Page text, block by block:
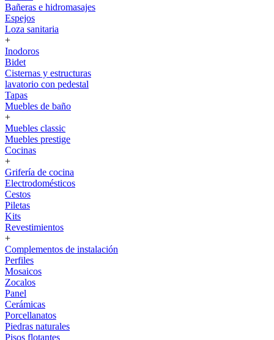
Bañeras e hidromasajes
Espejos
Loza sanitaria
+
Inodoros
Bidet
Cisternas y estructuras
lavatorio con pedestal
Tapas
Muebles de baño
+
Muebles classic
Muebles prestige
Cocinas
+
Grifería de cocina
Electrodomésticos
Cestos
Piletas
Kits
Revestimientos
+
Complementos de instalación
Perfiles
Mosaicos
Zocalos
Panel
Cerámicas
Porcellanatos
Piedras naturales
Pisos flotantes